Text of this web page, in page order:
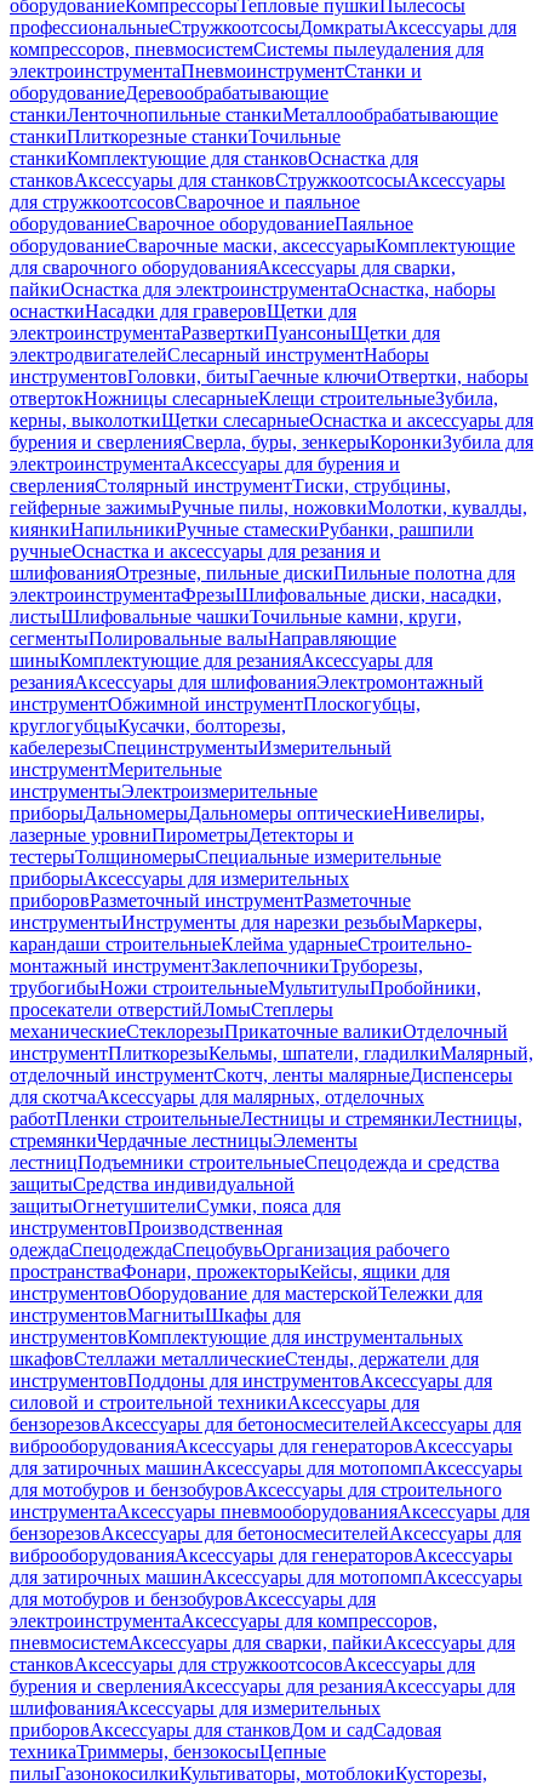
оборудованиеКомпрессорыТепловые пушкиПылесосы
профессиональныеСтружкоотсосыДомкратыАксессуары для
компрессоров, пневмосистемСистемы пылеудаления для
электроинструментаПневмоинструментСтанки и
оборудованиеДеревообрабатывающие
станкиЛенточнопильные станкиМеталлообрабатывающие
станкиПлиткорезные станкиТочильные
станкиКомплектующие для станковОснастка для
станковАксессуары для станковСтружкоотсосыАксессуары
для стружкоотсосовСварочное и паяльное
оборудованиеСварочное оборудованиеПаяльное
оборудованиеСварочные маски, аксессуарыКомплектующие
для сварочного оборудованияАксессуары для сварки,
пайкиОснастка для электроинструментаОснастка, наборы
оснасткиНасадки для граверовЩетки для
электроинструментаРазверткиПуансоныЩетки для
электродвигателейСлесарный инструментНаборы
инструментовГоловки, битыГаечные ключиОтвертки, наборы
отвертокНожницы слесарныеКлещи строительныеЗубила,
керны, выколоткиЩетки слесарныеОснастка и аксессуары для
бурения и сверленияСверла, буры, зенкерыКоронкиЗубила для
электроинструментаАксессуары для бурения и
сверленияСтолярный инструментТиски, струбцины,
гейферные зажимыРучные пилы, ножовкиМолотки, кувалды,
киянкиНапильникиРучные стамескиРубанки, рашпили
ручныеОснастка и аксессуары для резания и
шлифованияОтрезные, пильные дискиПильные полотна для
электроинструментаФрезыШлифовальные диски, насадки,
листыШлифовальные чашкиТочильные камни, круги,
сегментыПолировальные валыНаправляющие
шиныКомплектующие для резанияАксессуары для
резанияАксессуары для шлифованияЭлектромонтажный
инструментОбжимной инструментПлоскогубцы,
круглогубцыКусачки, болторезы,
кабелерезыСпецинструментыИзмерительный
инструментМерительные
инструментыЭлектроизмерительные
приборыДальномерыДальномеры оптическиеНивелиры,
лазерные уровниПирометрыДетекторы и
тестерыТолщиномерыСпециальные измерительные
приборыАксессуары для измерительных
приборовРазметочный инструментРазметочные
инструментыИнструменты для нарезки резьбыМаркеры,
карандаши строительныеКлейма ударныеСтроительно-
монтажный инструментЗаклепочникиТруборезы,
трубогибыНожи строительныеМультитулыПробойники,
просекатели отверстийЛомыСтеплеры
механическиеСтеклорезыПрикаточные валикиОтделочный
инструментПлиткорезыКельмы, шпатели, гладилкиМалярный,
отделочный инструментСкотч, ленты малярныеДиспенсеры
для скотчаАксессуары для малярных, отделочных
работПленки строительныеЛестницы и стремянкиЛестницы,
стремянкиЧердачные лестницыЭлементы
лестницПодъемники строительныеСпецодежда и средства
защитыСредства индивидуальной
защитыОгнетушителиСумки, пояса для
инструментовПроизводственная
одеждаСпецодеждаСпецобувьОрганизация рабочего
пространстваФонари, прожекторыКейсы, ящики для
инструментовОборудование для мастерскойТележки для
инструментовМагнитыШкафы для
инструментовКомплектующие для инструментальных
шкафовСтеллажи металлическиеСтенды, держатели для
инструментовПоддоны для инструментовАксессуары для
силовой и строительной техникиАксессуары для
бензорезовАксессуары для бетоносмесителейАксессуары для
виброоборудованияАксессуары для генераторовАксессуары
для затирочных машинАксессуары для мотопомпАксессуары
для мотобуров и бензобуровАксессуары для строительного
инструментаАксессуары пневмооборудованияАксессуары для
бензорезовАксессуары для бетоносмесителейАксессуары для
виброоборудованияАксессуары для генераторовАксессуары
для затирочных машинАксессуары для мотопомпАксессуары
для мотобуров и бензобуровАксессуары для
электроинструментаАксессуары для компрессоров,
пневмосистемАксессуары для сварки, пайкиАксессуары для
станковАксессуары для стружкоотсосовАксессуары для
бурения и сверленияАксессуары для резанияАксессуары для
шлифованияАксессуары для измерительных
приборовАксессуары для станковДом и садСадовая
техникаТриммеры, бензокосыЦепные
пилыГазонокосилкиКультиваторы, мотоблокиКусторезы,